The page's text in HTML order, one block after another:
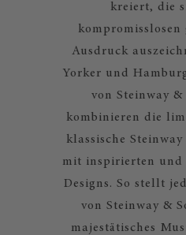
kreiert, die
kompromisslosen
Ausdruck
Yorker und
von Steinway &
kombinieren die
klassische
mit inspirierten und
Designs. So stellt
von Steinway &
majestätisches